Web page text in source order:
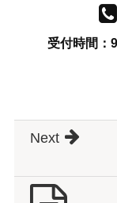
受付時間：
Next